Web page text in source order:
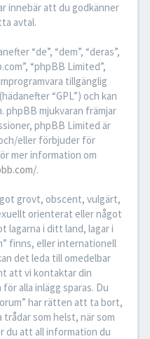
innebär att du godkänner
avtal.
“de”, “dem”, “deras”,
“phpBB Limited”,
tillgänglig
“GPL”) och kan
. phpBB mjukvaran främjar
phpBB Limited är
eller förbjuder för
mer information om
.
grovt, obscent, vulgärt,
orienterat eller något
lagarna i ditt land, lagar i
finns, eller internationell
det leda till omedelbar
att vi kontaktar din
alla inlägg sparas. Du
har rätten att ta bort,
som helst, när som
du att all information du